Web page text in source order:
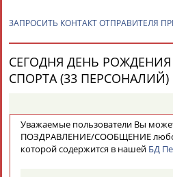
ЗАПРОСИТЬ КОНТАКТ ОТПРАВИТЕЛЯ
СЕГОДНЯ ДЕНЬ
СПОРТА (33 ПЕРСОНАЛИЙ)
Сергей
Уважаемые пользователи Вы
ПОЗДРАВЛЕНИЕ/СООБЩЕНИЕ
которой содержится в нашей БД